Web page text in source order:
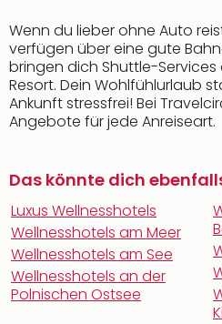
Wenn du lieber ohne Auto
verfügen über eine gute
bringen dich Shuttle-
Resort. Dein Wohlfühlurlaub
Ankunft stressfrei! Bei
Angebote für jede Anreiseart.
Das könnte dich
Luxus Wellnesshotels
Wellnesshotels am Meer
Wellnesshotels am See
Wellnesshotels an der
Polnischen Ostsee